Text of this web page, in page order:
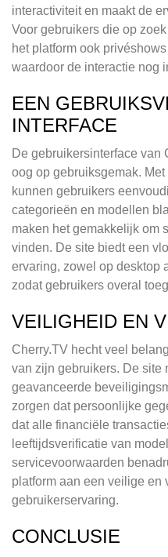
interactiviteit en maakt de
Voor gebruikers die op
het platform ook
waardoor de interactie nog
EEN
INTERFACE
De gebruikersinterface van
oog op gebruiksgemak.
kunnen gebruikers
categorieën en modellen
maken het gemakkelijk om
vinden. De site biedt een
ervaring, zowel op desktop
zodat gebruikers overal
VEILIGHEID EN
Cherry.TV hecht veel
van zijn gebruikers. De site
geavanceerde
zorgen dat persoonlijke
dat alle financiële
leeftijdsverificatie van
servicevoorwaarden
platform aan een veilige en
gebruikerservaring.
CONCLUSIE